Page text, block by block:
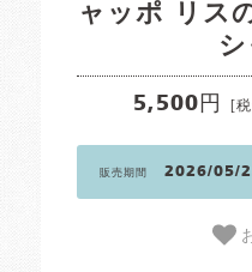
ャッポ リス
5,500円 [
販売期間 2026/05/